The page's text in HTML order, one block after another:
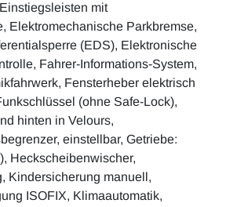
mit
Elektromechanische Parkbremse,
(EDS), Elektronische
Fahrer-Informations-System,
Fensterheber elektrisch
(ohne Safe-Lock),
hinten in Velours,
einstellbar, Getriebe:
Heckscheibenwischer,
Kindersicherung manuell,
ISOFIX, Klimaautomatik,